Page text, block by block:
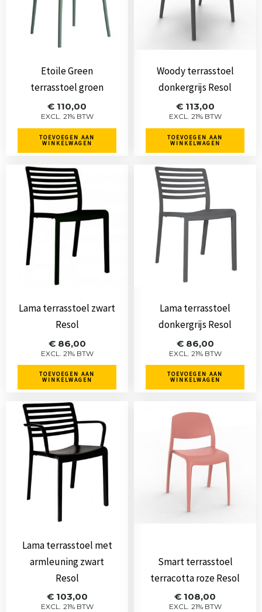
Etoile Green
terrasstoel groen
€ 110,00
EXCL. 21% BTW
TOEVOEGEN AAN
WINKELWAGEN
Woody terrasstoel
donkergrijs Resol
€113,00
EXCL. 21% BTW
TOEVOEGEN AAN
WINKELWAGEN
Lama terrasstoel zwart
Resol
€86,00
EXCL. 21% BTW
TOEVOEGEN AAN
WINKELWAGEN
Lama terrasstoel
donkergrijs Resol
€86,00
EXCL. 21% BTW
TOEVOEGEN AAN
WINKELWAGEN
Lama terrasstoel met
armleuning zwart
Resol
€103,00
EXCL. 21% BTW
Smart terrasstoel
terracotta roze Resol
€ 108,00
EXCL. 21% BTW